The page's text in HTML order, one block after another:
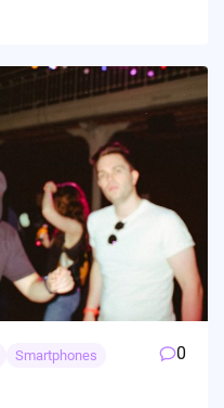
Smartphones
0